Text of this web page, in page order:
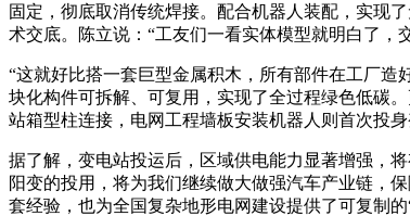
固定，彻底取消传统焊接。配合机器人装配，实现
术交底。陈立说：“工友们一看实体模型就明白了，
“这就好比搭一套巨型金属积木，所有部件在工厂造
块化构件可拆解、可复用，实现了全过程绿色低碳
站箱型柱连接，电网工程墙板安装机器人则首次投身
据了解，变电站投运后，区域供电能力显著增强，
阳变的投用，将为我们继续做大做强汽车产业链，
套经验，也为全国复杂地形电网建设提供了可复制的